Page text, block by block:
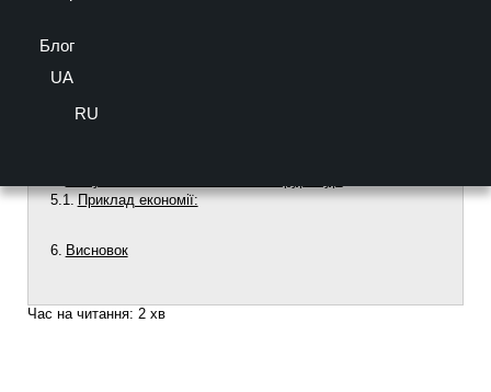
Блог
UA
RU
Приклад економії:
Висновок
Час на читання: 2 хв